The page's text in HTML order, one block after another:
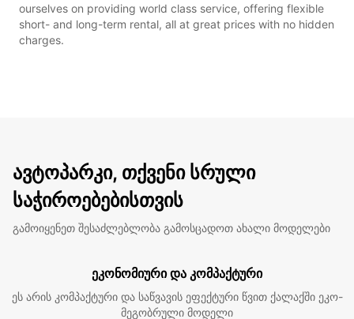
ourselves on providing world class service, offering flexible
short- and long-term rental, all at great prices with no hidden
charges.
ავტოპარკი, თქვენი სრული
საჭიროებებისთვის
გამოიყენეთ შესაძლებლობა გამოსცადოთ ახალი მოდელები
ეკონომიური და კომპაქტური
ეს არის კომპაქტური და საწვავის ეფექტური წვით ქალაქში ეკო-
მეგობრული მოდელი